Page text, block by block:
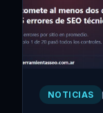
NOTICIAS